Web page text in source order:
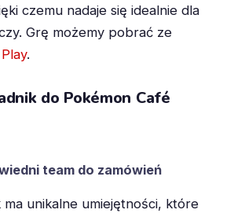
czemu nadaje się idealnie dla
Grę możemy pobrać ze
.
do Pokémon Café
team do zamówień
unikalne umiejętności, które